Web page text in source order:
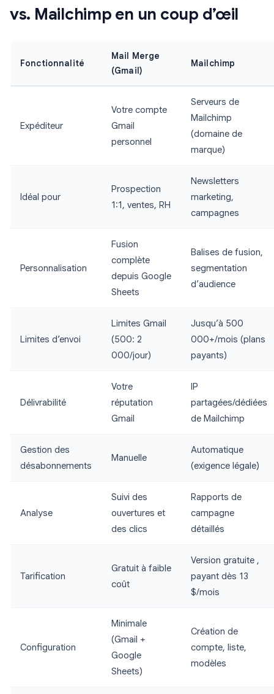
vs. Mailchimp en un coup d’œil
Fonctionnalité
Mail Merge
(Gmail)
Mailchimp
Expéditeur
Votre compte
Gmail
personnel
Serveurs de
Mailchimp
(domaine de
marque)
Idéal pour
Prospection
1:1, ventes, RH
Newsletters
marketing,
campagnes
Personnalisation
Fusion
complète
depuis Google
Sheets
Balises de fusion,
segmentation
d’audience
Limites d’envoi
Limites Gmail
(500: 2
000/jour)
Jusqu’à 500
000+/mois (plans
payants)
Délivrabilité
Votre
réputation
Gmail
IP
partagées/dédiées
de Mailchimp
Gestion des
désabonnements
Manuelle
Automatique
(exigence légale)
Analyse
Suivi des
ouvertures et
des clics
Rapports de
campagne
détaillés
Tarification
Gratuit à faible
coût
Version gratuite ,
payant dès 13
$/mois
Configuration
Minimale
(Gmail +
Google
Sheets)
Création de
compte, liste,
modèles